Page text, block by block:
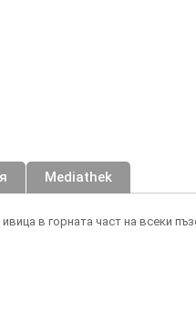
Mediathek
в горната част на всеки